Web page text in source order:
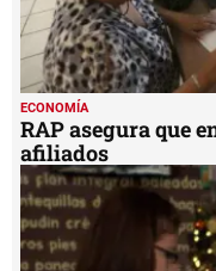
ECONOMÍA
RAP asegura que
afiliados